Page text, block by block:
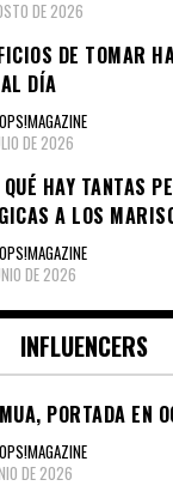
DE 2026
DE TOMAR
DÍA
DE 2026
HAY TANTAS
A LOS
DE 2026
INFLUENCERS
PORTADA EN
DE 2026